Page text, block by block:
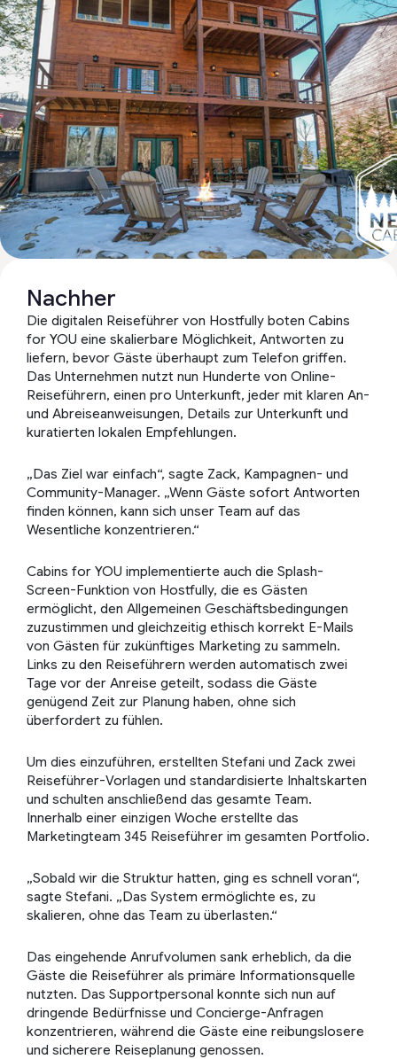
Nachher
Die digitalen Reiseführer von Hostfully boten Cabins
for YOU eine skalierbare Möglichkeit, Antworten zu
liefern, bevor Gäste überhaupt zum Telefon griffen.
Das Unternehmen nutzt nun Hunderte von Online-
Reiseführern, einen pro Unterkunft, jeder mit klaren An-
und Abreiseanweisungen, Details zur Unterkunft und
kuratierten lokalen Empfehlungen.
„Das Ziel war einfach“, sagte Zack, Kampagnen- und
Community-Manager. „Wenn Gäste sofort Antworten
finden können, kann sich unser Team auf das
Wesentliche konzentrieren.“
Cabins for YOU implementierte auch die Splash-
Screen-Funktion von Hostfully, die es Gästen
ermöglicht, den Allgemeinen Geschäftsbedingungen
zuzustimmen und gleichzeitig ethisch korrekt E-Mails
von Gästen für zukünftiges Marketing zu sammeln.
Links zu den Reiseführern werden automatisch zwei
Tage vor der Anreise geteilt, sodass die Gäste
genügend Zeit zur Planung haben, ohne sich
überfordert zu fühlen.
Um dies einzuführen, erstellten Stefani und Zack zwei
Reiseführer-Vorlagen und standardisierte Inhaltskarten
und schulten anschließend das gesamte Team.
Innerhalb einer einzigen Woche erstellte das
Marketingteam 345 Reiseführer im gesamten Portfolio.
„Sobald wir die Struktur hatten, ging es schnell voran“,
sagte Stefani. „Das System ermöglichte es, zu
skalieren, ohne das Team zu überlasten.“
Das eingehende Anrufvolumen sank erheblich, da die
Gäste die Reiseführer als primäre Informationsquelle
nutzten. Das Supportpersonal konnte sich nun auf
dringende Bedürfnisse und Concierge-Anfragen
konzentrieren, während die Gäste eine reibungslosere
und sicherere Reiseplanung genossen.